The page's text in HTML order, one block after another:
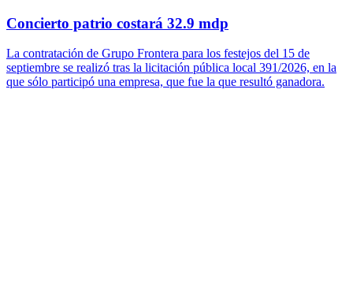
Concierto patrio costará 32.9 mdp
La contratación de Grupo Frontera para los festejos del 15 de
septiembre se realizó tras la licitación pública local 391/2026, en la
que sólo participó una empresa, que fue la que resultó ganadora.